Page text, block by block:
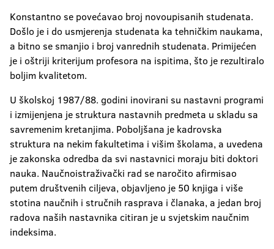
Konstantno se povećavao broj novoupisanih studenata.
Došlo je i do usmjerenja studenata ka tehničkim naukama,
a bitno se smanjio i broj vanrednih studenata. Primijećen
je i oštriji kriterijum profesora na ispitima, što je rezultiralo
boljim kvalitetom.
U školskoj 1987/88. godini inovirani su nastavni programi
i izmijenjena je struktura nastavnih predmeta u skladu sa
savremenim kretanjima. Poboljšana je kadrovska
struktura na nekim fakultetima i višim školama, a uvedena
je zakonska odredba da svi nastavnici moraju biti doktori
nauka. Naučnoistraživački rad se naročito afirmisao
putem društvenih ciljeva, objavljeno je 50 knjiga i više
stotina naučnih i stručnih rasprava i članaka, a jedan broj
radova naših nastavnika citiran je u svjetskim naučnim
indeksima.